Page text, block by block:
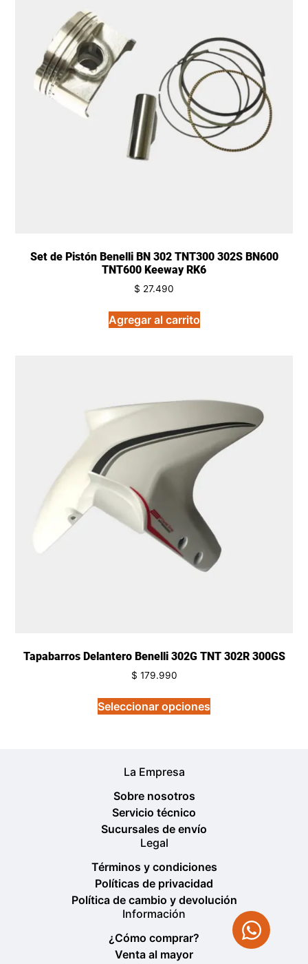
Set de Pistón Benelli BN 302 TNT300 302S BN600
TNT600 Keeway RK6
$ 27.490
Agregar al carrito
Tapabarros Delantero Benelli 302G TNT 302R 300GS
$ 179.990
Seleccionar opciones
La Empresa
Sobre nosotros
Servicio técnico
Sucursales de envío
Legal
Términos y condiciones
Políticas de privacidad
Política de cambio y devolución
Información
¿Cómo comprar?
Venta al mayor